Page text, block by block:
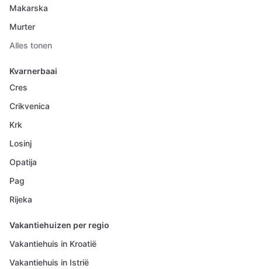
Makarska
Murter
Alles tonen
Kvarnerbaai
Cres
Crikvenica
Krk
Losinj
Opatija
Pag
Rijeka
Vakantiehuizen per regio
Vakantiehuis in Kroatië
Vakantiehuis in Istrië